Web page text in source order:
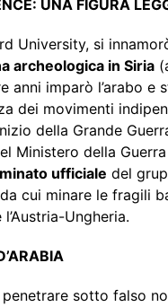
UNA FIGURA
University, si
archeologica in Siria
anni imparò l’arabo
dei movimenti
della Grande
Ministero della
ufficiale del
cui minare le fragili
Ungheria.
sotto falso